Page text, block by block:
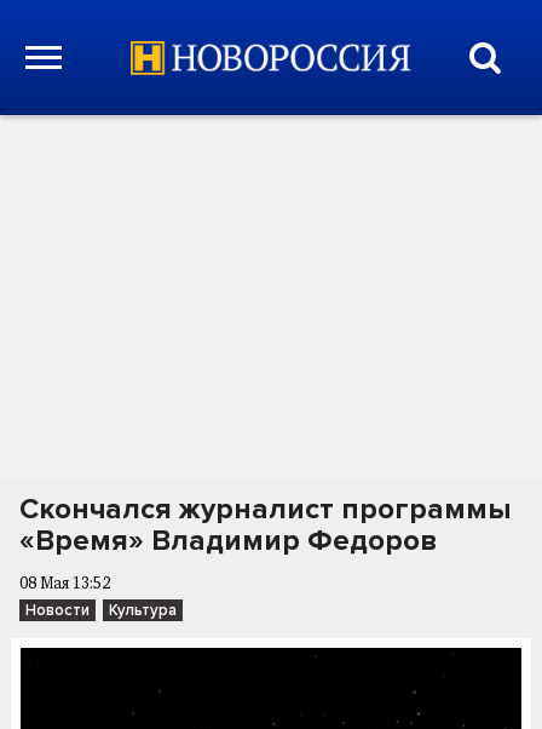
Скончался журналист программы
«Время» Владимир Федоров
08 Мая 13:52
Новости Культура